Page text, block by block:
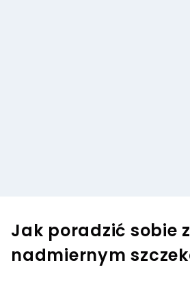
Jak poradzić sobie z
nadmiernym